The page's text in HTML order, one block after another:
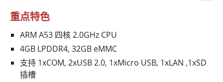
重点特色
ARM A53 四核 2.0GHz CPU
4GB LPDDR4, 32GB eMMC
支持 1xCOM, 2xUSB 2.0, 1xMicro USB, 1xLAN ,1xSD
插槽